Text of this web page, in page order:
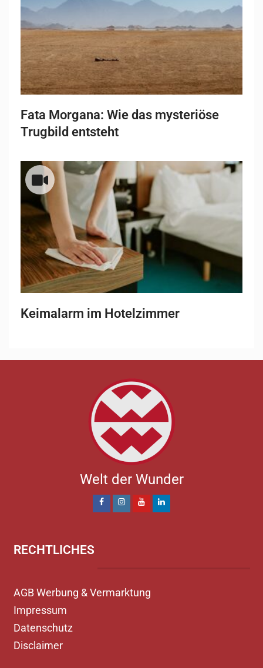
Fata Morgana: Wie das mysteriöse
Trugbild entsteht
Keimalarm im Hotelzimmer
Welt der Wunder
RECHTLICHES
AGB Werbung & Vermarktung
Impressum
Datenschutz
Disclaimer